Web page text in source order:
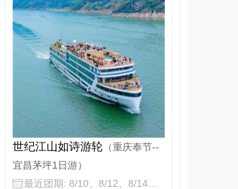
世纪江山如诗游轮 （重庆奉节--
宜昌茅坪1日游）
 最近团期: 8/10、8/12、8/14、8/16